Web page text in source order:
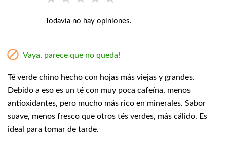
Todavía no hay opiniones.
 Vaya, parece que no queda!
Té verde chino hecho con hojas más viejas y grandes.
Debido a eso es un té con muy poca cafeína, menos
antioxidantes, pero mucho más rico en minerales. Sabor
suave, menos fresco que otros tés verdes, más cálido. Es
ideal para tomar de tarde.